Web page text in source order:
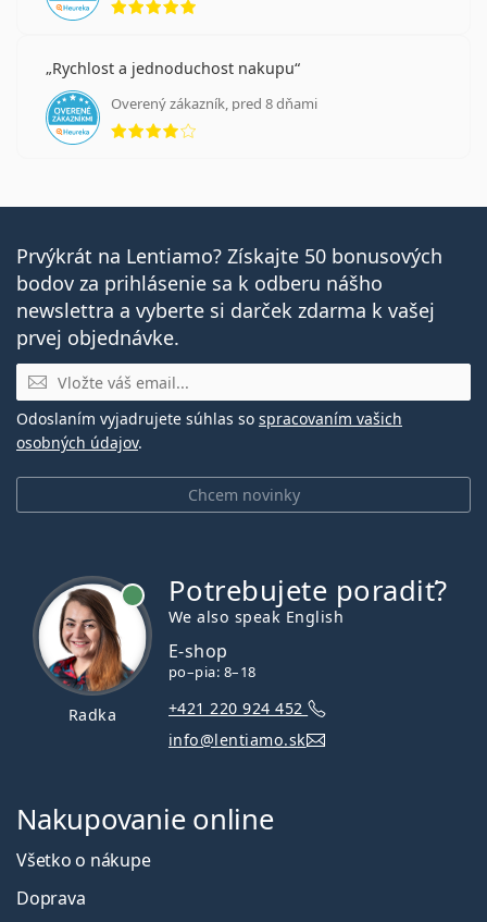
Rychlost a jednoduchost nakupu
Overený zákazník, pred 8 dňami
hodnotenie 4 z 5
Prvýkrát na Lentiamo? Získajte 50 bonusových
bodov za prihlásenie sa k odberu nášho
newslettra a vyberte si darček zdarma k vašej
prvej objednávke.
E-mail
Chcem novinky
Odoslaním vyjadrujete súhlas so spracovaním vašich
osobných údajov.
Radka
Potrebujete poradiť?
We also speak English
E-shop
po–pia: 8–18
+421 220 924 452
info@lentiamo.sk
Nakupovanie online
Všetko o nákupe
Doprava